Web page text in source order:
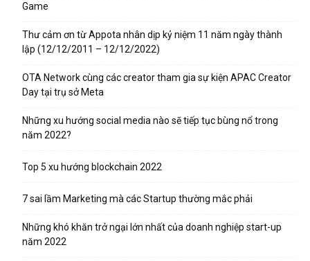
Game
Thư cảm ơn từ Appota nhân dịp kỷ niệm 11 năm ngày thành
lập (12/12/2011 – 12/12/2022)
OTA Network cùng các creator tham gia sự kiện APAC Creator
Day tại trụ sở Meta
Những xu hướng social media nào sẽ tiếp tục bùng nổ trong
năm 2022?
Top 5 xu hướng blockchain 2022
7 sai lầm Marketing mà các Startup thường mắc phải
Những khó khăn trở ngại lớn nhất của doanh nghiệp start-up
năm 2022